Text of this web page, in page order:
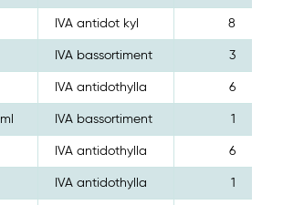
IVA antidot kyl 8
IVA bassortiment 3
IVA antidothylla 6
IVA bassortiment 1
IVA antidothylla 6
IVA antidothylla 1